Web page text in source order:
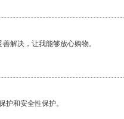
解决，让我能够放心购物。
护和安全性保护。